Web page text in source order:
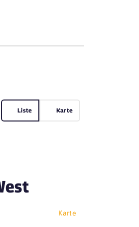
Liste Karte
Karte